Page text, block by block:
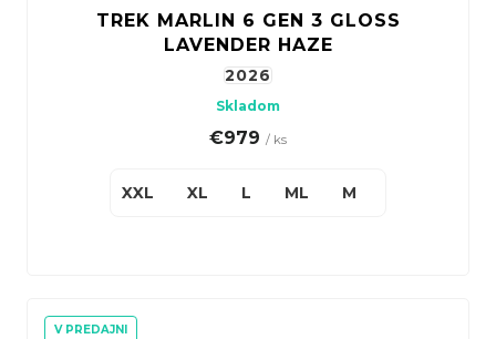
TREK MARLIN 6 GEN 3 GLOSS
LAVENDER HAZE
2026
Skladom
€979 / ks
XXL XL L ML M
V PREDAJNI